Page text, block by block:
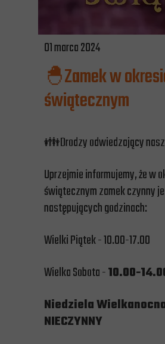
01 marca 2024
🐣Zamek w
świątecznym
👪Drodzy odwiedzający
Uprzejmie informujemy, że w
świątecznym zamek czynny
następujących godzinach:
Wielki Piątek - 10.00-17.00
Wielka Sobota -10.00-
Niedziela
NIECZYNNY